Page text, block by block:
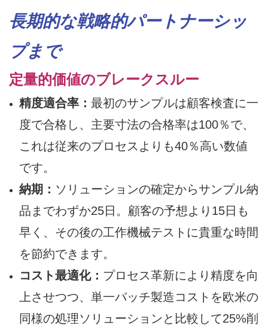
長期的な戦略的パートナーシッ
プまで
定量的価値のブレークスルー
精度適合率： 最初のサンプルは顧客検査に一
度で合格し、主要寸法の合格率は100％で、
これは従来のプロセスよりも40％高い数値
です。
納期： ソリューションの確定からサンプル納
品までわずか25日。顧客の予想より15日も
早く、その後の工作機械テストに貴重な時間
を節約できます。
コスト最適化： プロセス革新により精度を向
上させつつ、単一バッチ製造コストを欧米の
同様の処理ソリューションと比較して25%削